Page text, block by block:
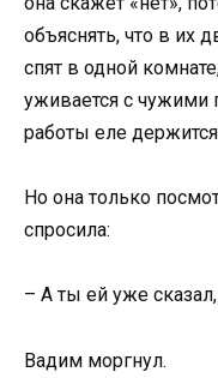
объяснять, что в их
спят в одной
уживается с чужими
работы еле держится
Но она только
спросила:
– А ты ей уже
Вадим моргнул.